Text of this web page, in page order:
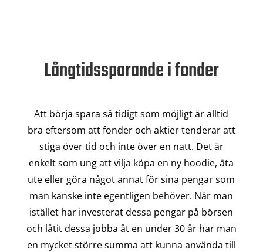
Långtidssparande i fonder
Att börja spara så tidigt som möjligt är alltid
bra eftersom att fonder och aktier tenderar att
stiga över tid och inte över en natt. Det är
enkelt som ung att vilja köpa en ny hoodie, äta
ute eller göra något annat för sina pengar som
man kanske inte egentligen behöver. När man
istället har investerat dessa pengar på börsen
och låtit dessa jobba åt en under 30 år har man
en mycket större summa att kunna använda till